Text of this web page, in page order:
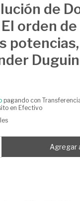
de
orden de
potencias,
Duguin
pagando con
en Efectivo